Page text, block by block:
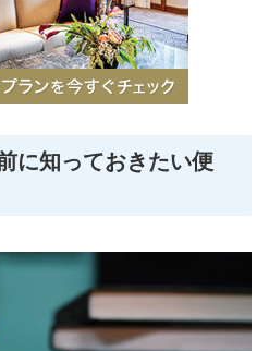
に知っておきたい便